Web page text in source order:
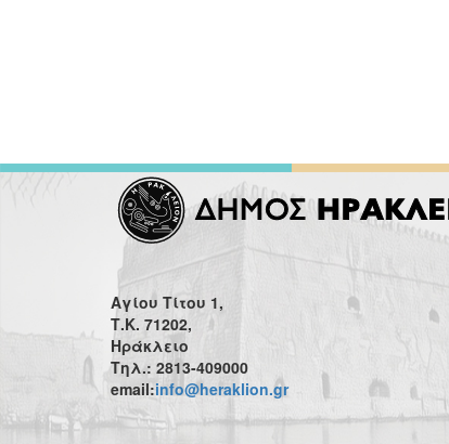
Αγίου Τίτου 1,
Τ.Κ. 71202,
Ηράκλειο
Τηλ.: 2813-409000
email:info@heraklion.gr